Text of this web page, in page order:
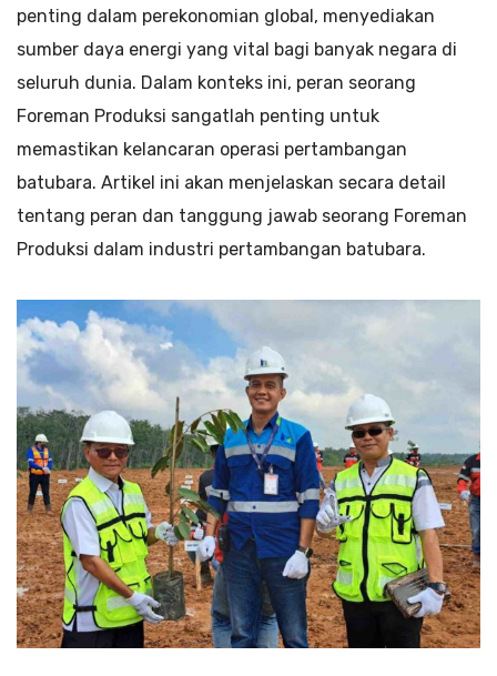
penting dalam perekonomian global, menyediakan
sumber daya energi yang vital bagi banyak negara di
seluruh dunia. Dalam konteks ini, peran seorang
Foreman Produksi sangatlah penting untuk
memastikan kelancaran operasi pertambangan
batubara. Artikel ini akan menjelaskan secara detail
tentang peran dan tanggung jawab seorang Foreman
Produksi dalam industri pertambangan batubara.